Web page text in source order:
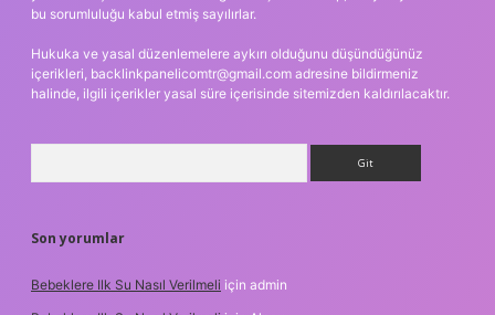
bu sorumluluğu kabul etmiş sayılırlar.
Hukuka ve yasal düzenlemelere aykırı olduğunu düşündüğünüz
içerikleri, backlinkpanelicomtr@gmail.com adresine bildirmeniz
halinde, ilgili içerikler yasal süre içerisinde sitemizden kaldırılacaktır.
Son yorumlar
Bebeklere Ilk Su Nasıl Verilmeli için admin